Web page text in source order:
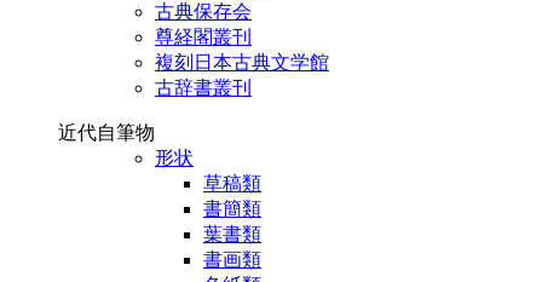
古典保存会
尊経閣叢刊
複刻日本古典文学館
古辞書叢刊
近代自筆物
形状
草稿類
書簡類
葉書類
書画類